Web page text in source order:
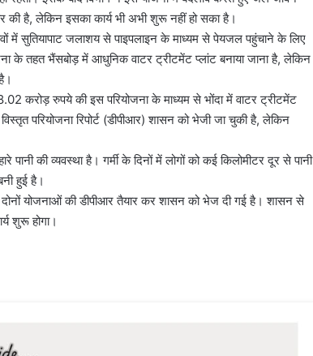
है, लेकिन इसका कार्य भी अभी शुरू नहीं हो सका है।
में सुतियापाट जलाशय से पाइपलाइन के माध्यम से पेयजल पहुंचाने के लिए
के तहत भैंसबोड़ में आधुनिक वाटर ट्रीटमेंट प्लांट बनाया जाना है, लेकिन
करोड़ रुपये की इस परियोजना के माध्यम से भोंदा में वाटर ट्रीटमेंट
परियोजना रिपोर्ट (डीपीआर) शासन को भेजी जा चुकी है, लेकिन
की व्यवस्था है। गर्मी के दिनों में लोगों को कई किलोमीटर दूर से पानी
हुई है।
दोनों योजनाओं की डीपीआर तैयार कर शासन को भेज दी गई है। शासन से
शुरू होगा।